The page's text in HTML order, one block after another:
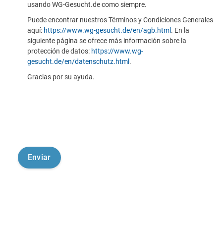
usando WG-Gesucht.de como siempre.
Puede encontrar nuestros Términos y Condiciones Generales
aquí: https://www.wg-gesucht.de/en/agb.html . En la
siguiente página se ofrece más información sobre la
protección de datos: https://www.wg-
gesucht.de/en/datenschutz.html .
Gracias por su ayuda.